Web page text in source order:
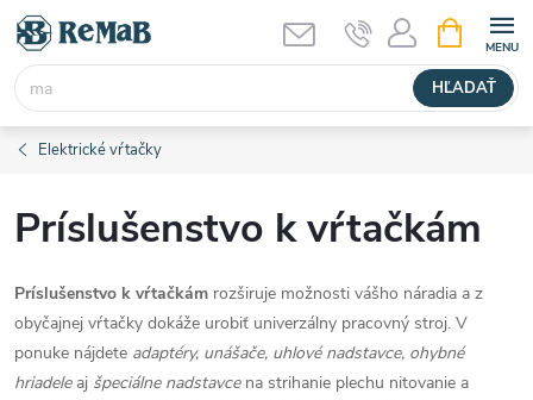
Prejsť
obsah
HĽADAŤ
KOŠÍK
Elektrické vŕtačky
Príslušenstvo k vŕtačkám
Príslušenstvo k vŕtačkám rozširuje možnosti vášho náradia a z
obyčajnej vŕtačky dokáže urobiť univerzálny pracovný stroj. V
ponuke nájdete adaptéry, unášače, uhlové nadstavce, ohybné
hriadeleaj špeciálne nadstavcena strihanie plechu nitovanie a